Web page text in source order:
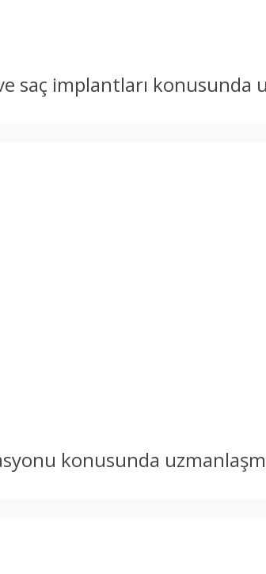
saç implantları konusunda
konusunda